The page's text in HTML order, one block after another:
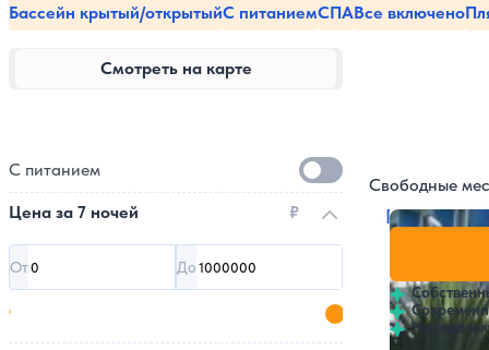
Бассейн крытый/открытыйС питаниемСПАВсе включено
Смотреть на карте
Свободные
С питанием
Цена за 7 ночей ₽
От До
Без лечения
С лечением
Полный
За месяц